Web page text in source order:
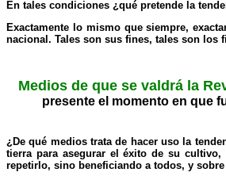
En tales condiciones ¿qué pretende la
Exactamente lo mismo que siempre,
nacional. Tales son sus fines, tales son los
Medios de que se valdrá la
presente el momento en que
¿De qué medios trata de hacer uso la
tierra para asegurar el éxito de su
repetirlo, sino beneficiando a todos, y